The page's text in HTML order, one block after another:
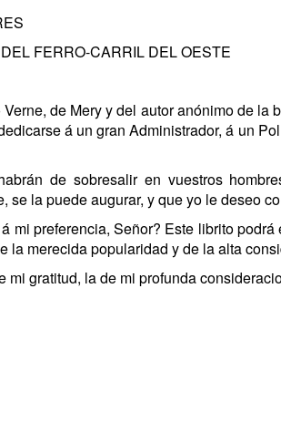
FERRO-CARRIL DEL OESTE
de Mery y del autor anónimo de
á un gran Administrador, á un
de sobresalir en vuestros
se la puede augurar, y que yo le deseo
mi preferencia, Señor? Este librito
la merecida popularidad y de la alta
mi gratitud, la de mi profunda